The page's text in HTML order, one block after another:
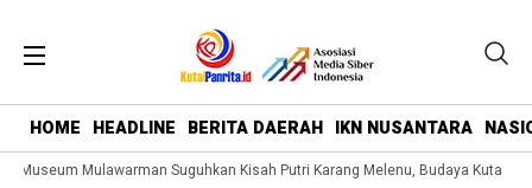
HOME HEADLINE BERITA DAERAH IKN NUSANTARA
Mulawarman Suguhkan Kisah Putri Karang Melenu, Budaya Kutai